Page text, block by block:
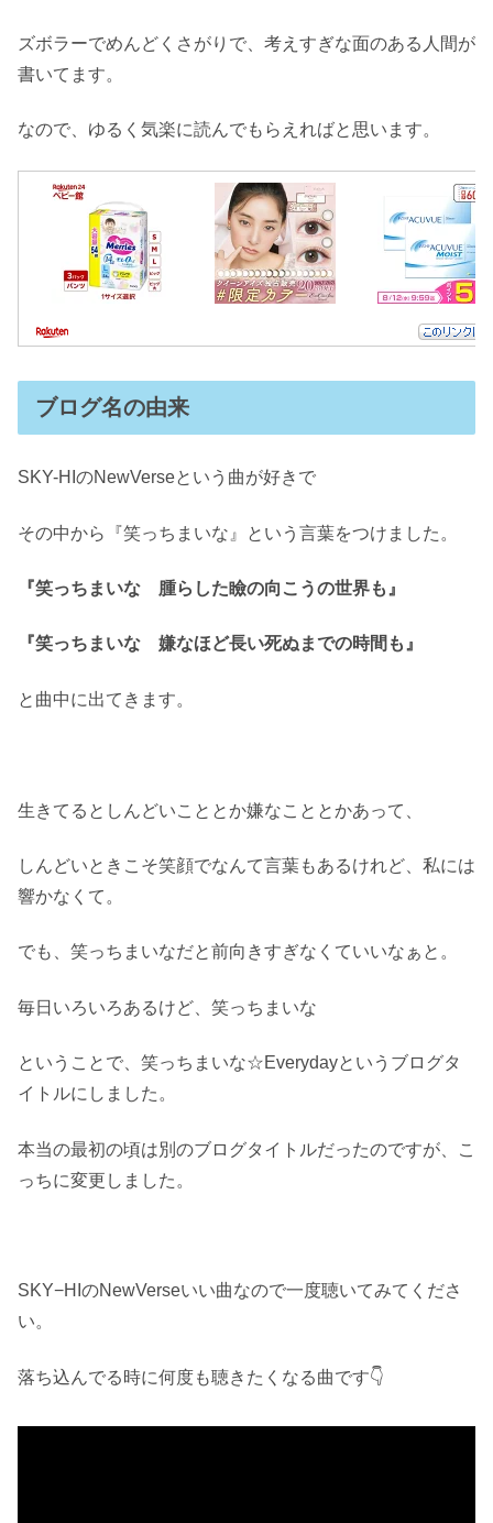
ズボラーでめんどくさがりで、考えすぎな面のある人間が
書いてます。
なので、ゆるく気楽に読んでもらえればと思います。
ブログ名の由来
SKY-HIのNewVerseという曲が好きで
その中から『笑っちまいな』という言葉をつけました。
『笑っちまいな 腫らした瞼の向こうの世界も』
『笑っちまいな 嫌なほど長い死ぬまでの時間も』
と曲中に出てきます。
生きてるとしんどいこととか嫌なこととかあって、
しんどいときこそ笑顔でなんて言葉もあるけれど、私には
響かなくて。
でも、笑っちまいなだと前向きすぎなくていいなぁと。
毎日いろいろあるけど、笑っちまいな
ということで、笑っちまいな☆Everydayというブログタ
イトルにしました。
本当の最初の頃は別のブログタイトルだったのですが、こ
っちに変更しました。
SKY−HIのNewVerseいい曲なので一度聴いてみてくださ
い。
落ち込んでる時に何度も聴きたくなる曲です👇️